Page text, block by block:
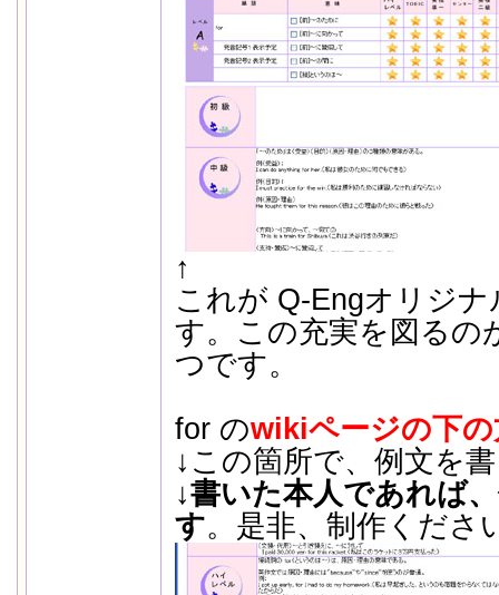
↑
これが Q-Engオリジ
す。この充実を図るの
つです。
for のwikiページの下の
↓この箇所で、例文を
↓書いた本人であれば
す。是非、制作くださ